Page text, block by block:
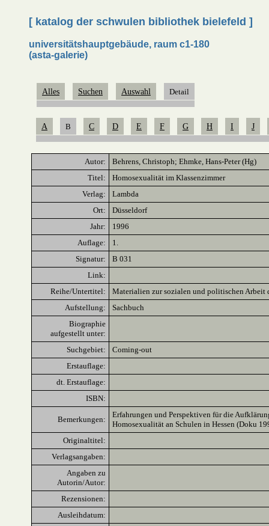
[ katalog der schwulen bibliothek bielefeld ]
universitätshauptgebäude, raum c1-180
(asta-galerie)
Alles Suchen Auswahl Detail
A B C D E F G H I J
Autor:
Behrens, Christoph; Ehmke, Hans-Peter (Hg)
Titel:
Homosexualität im Klassenzimmer
Verlag:
Lambda
Ort:
Düsseldorf
Jahr:
1996
Auflage:
1.
Signatur:
B 031
Link:
Reihe/Untertitel:
Materialien zur sozialen und politischen Arbeit
Aufstellung:
Sachbuch
Biographie
aufgestellt unter:
Suchgebiet:
Coming-out
Erstauflage:
dt. Erstauflage:
ISBN:
Bemerkungen:
Erfahrungen und Perspektiven für die
Homosexualität an Schulen in Hessen (Doku
Originaltitel:
Verlagsangaben:
Angaben zu
Autorin/Autor:
Rezensionen:
Ausleihdatum: